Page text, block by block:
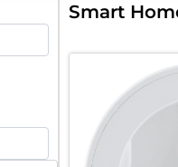
Smart